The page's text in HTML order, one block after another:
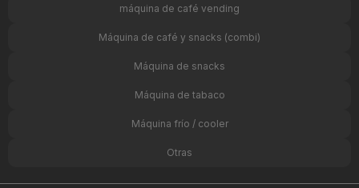
máquina de café vending
Máquina de café y snacks (combi)
Máquina de snacks
Máquina de tabaco
Máquina frío / cooler
Otras